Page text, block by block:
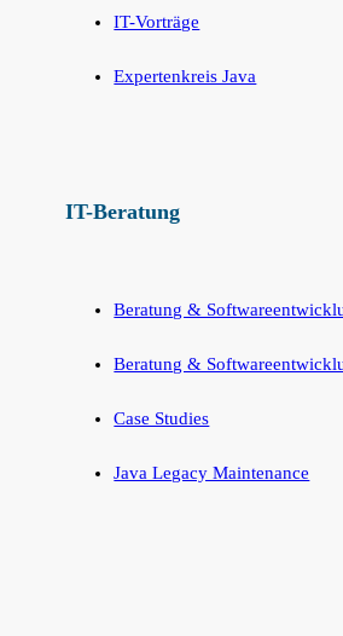
IT-Vorträge
Expertenkreis Java
IT-Beratung
Beratung &
Beratung &
Case Studies
Java Legacy Maintenance